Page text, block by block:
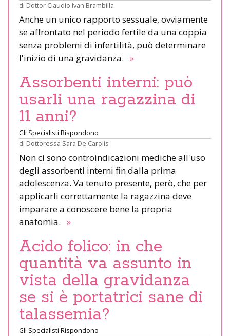
di Dottor Claudio Ivan Brambilla
Anche un unico rapporto sessuale, ovviamente
se affrontato nel periodo fertile da una coppia
senza problemi di infertilità, può determinare
l'inizio di una gravidanza. »
Assorbenti interni: può
usarli una ragazzina di
11 anni?
Gli Specialisti Rispondono
di Dottoressa Sara De Carolis
Non ci sono controindicazioni mediche all'uso
degli assorbenti interni fin dalla prima
adolescenza. Va tenuto presente, però, che per
applicarli correttamente la ragazzina deve
imparare a conoscere bene la propria
anatomia. »
Acido folico: in che
quantità va assunto in
vista della gravidanza
se si è portatrici sane di
talassemia?
Gli Specialisti Rispondono